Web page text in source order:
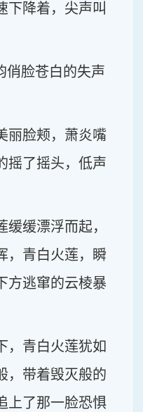
下降着，尖声叫
俏脸苍白的失声
丽脸颊，萧炎嘴
摇了摇头，低声
缓漂浮而起，
，青白火莲，瞬
方逃窜的云棱暴
，青白火莲犹如
，带着毁灭般的
上了那一脸恐惧